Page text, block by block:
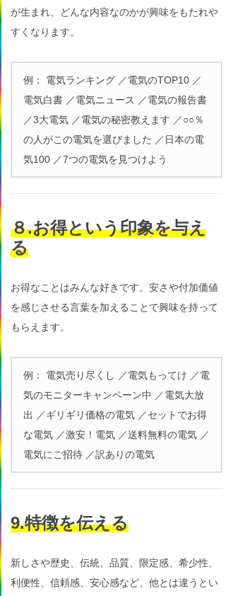
が生まれ、どんな内容なのかが興味をもたれや
すくなります。
例： 電気ランキング ／電気のTOP10 ／
電気白書 ／電気ニュース ／電気の報告書
／3大電気 ／電気の秘密教えます ／○○％
の人がこの電気を選びました ／日本の電
気100 ／7つの電気を見つけよう
８.お得という印象を与え
る
お得なことはみんな好きです。安さや付加価値
を感じさせる言葉を加えることで興味を持って
もらえます。
例： 電気売り尽くし ／電気もってけ ／電
気のモニターキャンペーン中 ／電気大放
出 ／ギリギリ価格の電気 ／セットでお得
な電気 ／激安！電気 ／送料無料の電気 ／
電気にご招待 ／訳ありの電気
9.特徴を伝える
新しさや歴史、伝統、品質、限定感、希少性、
利便性、信頼感、安心感など、他とは違うとい